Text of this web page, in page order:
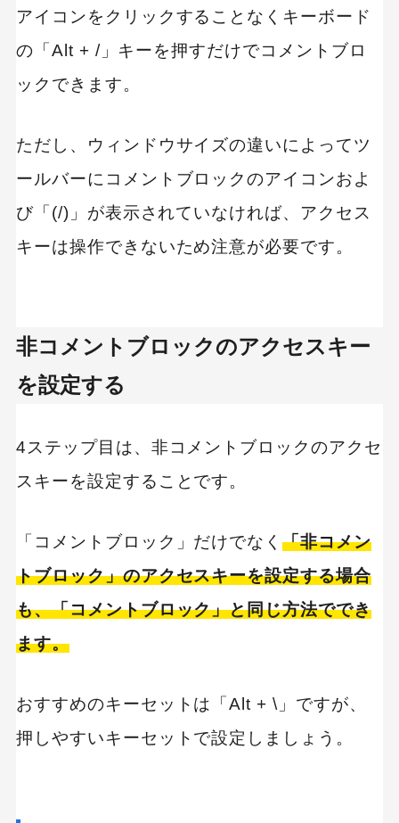
アイコンをクリックすることなくキーボード
の「Alt + /」キーを押すだけでコメントブロ
ックできます。
ただし、ウィンドウサイズの違いによってツ
ールバーにコメントブロックのアイコンおよ
び「(/)」が表示されていなければ、アクセス
キーは操作できないため注意が必要です。
非コメントブロックのアクセスキー
を設定する
4ステップ目は、非コメントブロックのアクセ
スキーを設定することです。
「コメントブロック」だけでなく「非コメン
トブロック」のアクセスキーを設定する場合
も、「コメントブロック」と同じ方法ででき
ます。
おすすめのキーセットは「Alt + \」ですが、
押しやすいキーセットで設定しましょう。